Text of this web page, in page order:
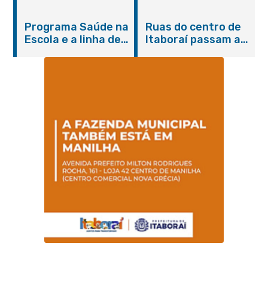
serviços gratuitos e
orientações
Programa Saúde na
Escola e a linha de
Magalhães Seabra
Ruas do centro de
Itaboraí passam a